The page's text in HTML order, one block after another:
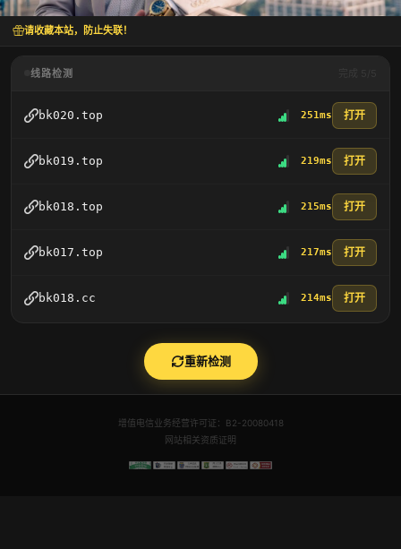
请收藏本站，防止失联！
线路检测
bk020.top 251ms 打开
bk019.top 219ms 打开
bk018.top 215ms 打开
bk017.top 217ms 打开
bk018.cc 214ms 打开
重新检测
增值电信业务经营许可证：B2-20080418
网站相关资质证明